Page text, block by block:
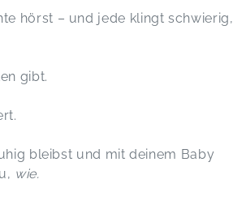
hörst – und jede klingt schwierig,
gibt.
bleibst und mit deinem Baby
wie.